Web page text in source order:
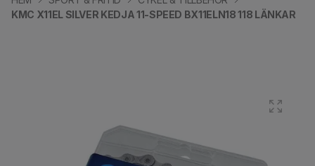
KMC X11EL SILVER KEDJA 11-SPEED BX11ELN18 118 LÄNKAR